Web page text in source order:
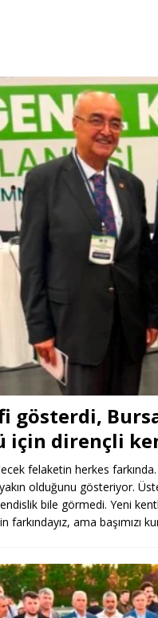
gösterdi,
dirençli
felaketin herkes
olduğunu gösteriyor.
bile görmedi. Yeni
farkındayız, ama başımızı